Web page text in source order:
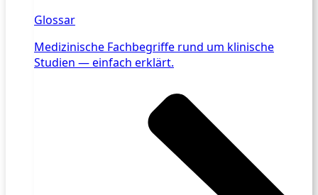
Glossar
Medizinische Fachbegriffe rund um klinische
Studien — einfach erklärt.